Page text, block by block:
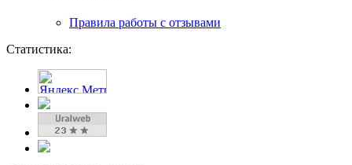
Правила работы с отзывами
Статистика: